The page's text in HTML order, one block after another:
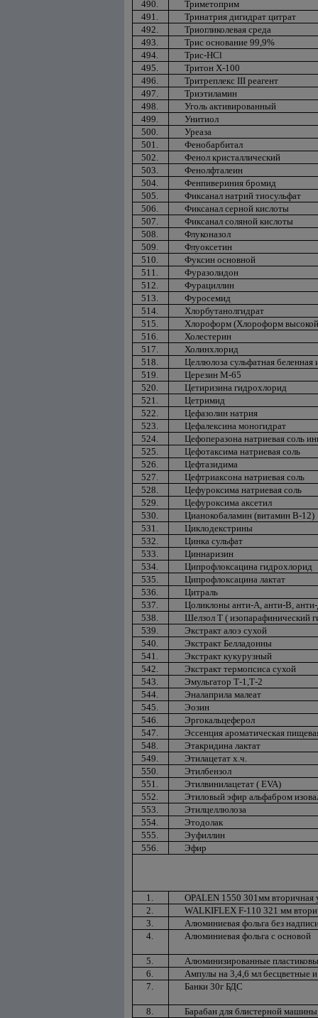
490.
Триметоприм
491.
Тринатрия дигидрат цитрат
492.
Триогликолевая среда
493.
Трис основание 99,9%
494.
Трис-HCl
495.
Тритон Х-100
496.
Тритреплекс III реагент
497.
Триэтиламин
498.
Уголь активированный
499.
Унитиол
500.
Уреаза
501.
Фенобарбитал
502.
Фенол кристаллический
503.
Фенолфталеин
504.
Фенпивериния бромид
505.
Фиксанал натрий тиосульфат
506.
Фиксанал серной кислоты
507.
Фиксанал соляной кислоты
508.
Флуконазол
509.
Флуоксетин
510.
Фуксин основной
511.
Фуразолидон
512.
Фурациллин
513.
Фуросемид
514.
Хлорбутанолгидрат
515.
Хлороформ (Хлороформ
516.
Холестерин
517.
Холинхлорид
518.
Целлюлоза сульфатная
519.
Церезин М-65
520.
Цетиризина гидрохлорид
521.
Цетримид
522.
Цефазолин натрия
523.
Цефалексина моногидрат
524.
Цефоперазона натриевая соль
525.
Цефотаксима натриевая соль
526.
Цефтазидима
527.
Цефтриаксона натриевая соль
528.
Цефуроксима натриевая соль
529.
Цефуроксима аксетил
530.
Цианокобаламин (витамин В-12)
531.
Циклодекстрины
532.
Цинка сульфат
533.
Циннаризин
534.
Ципрофлоксацина гидрохлорид
535.
Ципрофлоксацина лактат
536.
Цитраль
537.
Цоликлоны анти-А, анти-В,
538.
Шелзол Т ( изопарафинический
539.
Экстракт алоэ сухой
540.
Экстракт Белладонны
541.
Экстракт кукурузный
542.
Экстракт термопсиса сухой
543.
Эмульгатор Т-1,Т-2
544.
Эналаприла малеат
545.
Эозин
546.
Эргокальцеферол
547.
Эссенция ароматическая
548.
Этакридина лактат
549.
Этилацетат х.ч.
550.
Этилбензол
551.
Этилвинилацетат ( EVA)
552.
Этиловый эфир альфабром
553.
Этилцеллюлоза
554.
Этодолак
555.
Эуфиллин
556.
Эфир
1.
OPALEN 1550 301мм вторичная
2.
WALKIFLEX F-110 321 мм
3.
Алюминиевая фольга без
4.
Алюминиевая фольга с основой
5.
Алюминизированные
6.
Ампулы на 3,4,6 мл бесцветные
7.
Банки 30г БДС
8.
Барабан для блистерной